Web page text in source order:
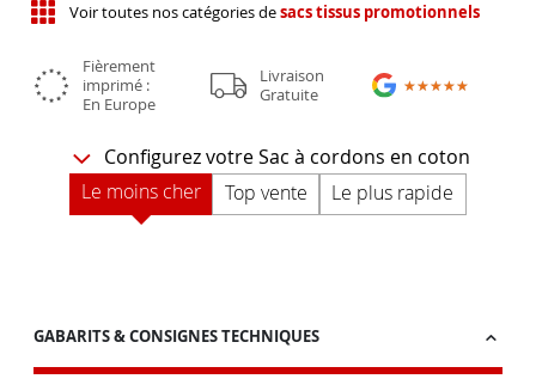
Voir toutes nos catégories desacs tissus promotionnels
Fièrement
imprimé :
En Europe
Livraison
Gratuite
★★★★★
★★★★★
Configurez votre Sac à cordons en coton
Le moins cher
Top vente Le plus rapide
GABARITS & CONSIGNES TECHNIQUES